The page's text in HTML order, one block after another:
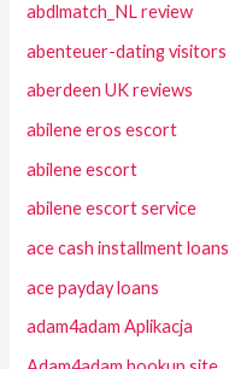
abdlmatch_NL review
abenteuer-dating visitors
aberdeen UK reviews
abilene eros escort
abilene escort
abilene escort service
ace cash installment loans
ace payday loans
adam4adam Aplikacja